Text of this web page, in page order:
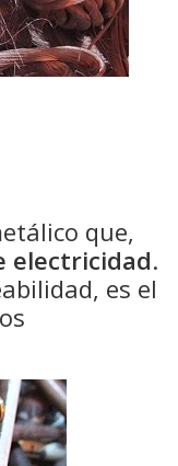
que,
electricidad.
es el